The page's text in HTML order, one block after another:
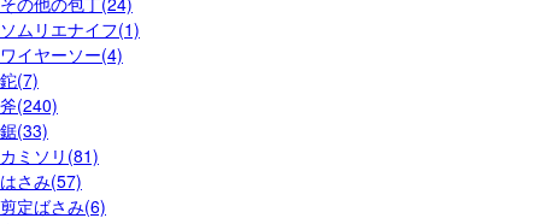
ソムリエナイフ(1)
ワイヤーソー(4)
鉈(7)
斧(240)
鋸(33)
カミソリ(81)
はさみ(57)
剪定ばさみ(6)